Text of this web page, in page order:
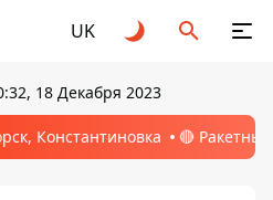
UK
18 Декабря 2023
Константиновка 🔴